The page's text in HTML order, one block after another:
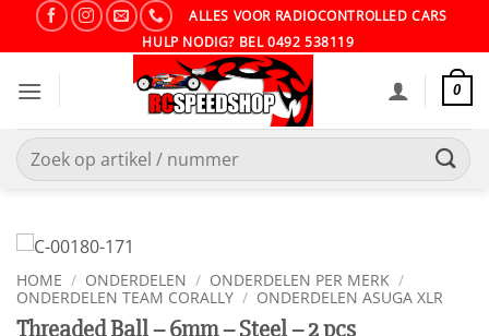
ALLES VOOR RADIOCONTROLLED CARS
HULP NODIG? BEL 0492 538119
0
Zoeken
naar:
HOME / ONDERDELEN / ONDERDELEN PER MERK /
ONDERDELEN TEAM CORALLY / ONDERDELEN ASUGA XLR
Threaded Ball – 6mm – Steel – 2 pcs